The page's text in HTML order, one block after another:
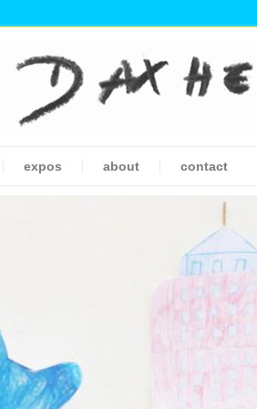
expos about contact